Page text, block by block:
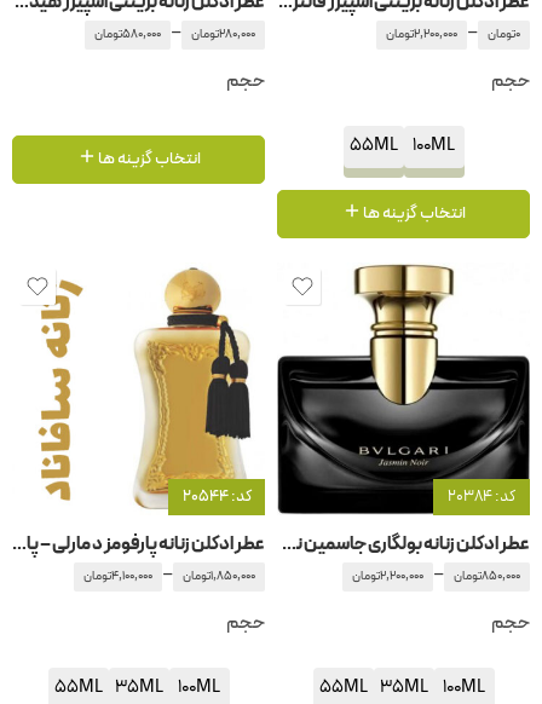
0تومان –
2,200,000تومان
حجم
100ML
55ML
انتخاب گزینه ها
280,000تومان –
580,000تومان
حجم
انتخاب گزینه ها
کد: 20384
عطر ادکلن زنانه بولگاری جاسمین نویر
850,000تومان –
2,200,000تومان
حجم
100ML
35ML
55ML
کد: 20544
عطر ادکلن زنانه پارفومز د مارلی – پارفوم دمارلی سافاناد
1,850,000تومان –
4,100,000تومان
حجم
100ML
35ML
55ML